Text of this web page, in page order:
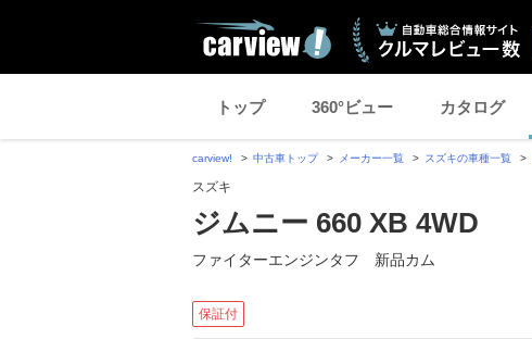
トップ 360°ビュー カタログ
carview! 中古車トップ メーカー一覧 スズキの車種一覧
スズキ
ジムニー 660 XB 4WD
ファイターエンジンタフ 新品カム
保証付